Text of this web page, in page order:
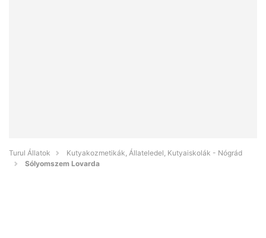
Turul Állatok
Kutyakozmetikák, Állateledel, Kutyaiskolák - Nógrád
Sólyomszem Lovarda